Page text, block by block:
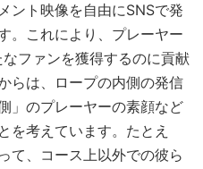
ント映像を自由にSNSで発
。これにより、プレーヤー
ファンを獲得するのに貢献
らは、ロープの内側の発信
」のプレーヤーの素顔など
を考えています。たとえ
て、コース上以外での彼ら